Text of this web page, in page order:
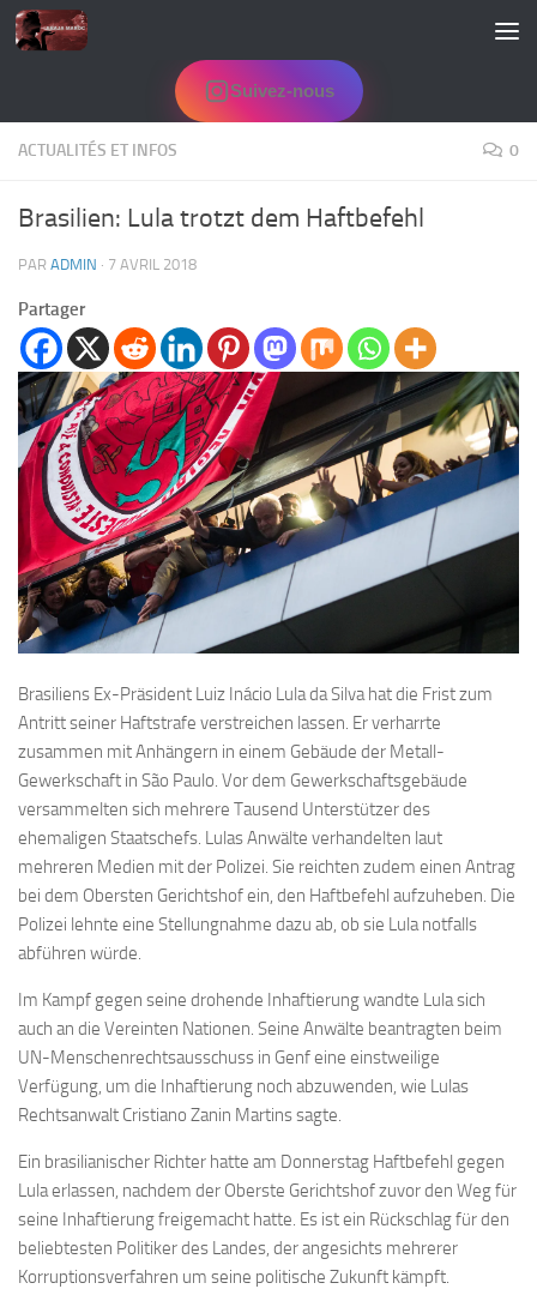
Skip to content
Suivez-nous
ACTUALITÉS ET INFOS 0
Brasilien: Lula trotzt dem Haftbefehl
PAR ADMIN · 7 AVRIL 2018
Partager
Brasiliens Ex-Präsident Luiz Inácio Lula da Silva hat die Frist zum
Antritt seiner Haftstrafe verstreichen lassen. Er verharrte
zusammen mit Anhängern in einem Gebäude der Metall-
Gewerkschaft in São Paulo. Vor dem Gewerkschaftsgebäude
versammelten sich mehrere Tausend Unterstützer des
ehemaligen Staatschefs. Lulas Anwälte verhandelten laut
mehreren Medien mit der Polizei. Sie reichten zudem einen Antrag
bei dem Obersten Gerichtshof ein, den Haftbefehl aufzuheben. Die
Polizei lehnte eine Stellungnahme dazu ab, ob sie Lula notfalls
abführen würde.
Im Kampf gegen seine drohende Inhaftierung wandte Lula sich
auch an die Vereinten Nationen. Seine Anwälte beantragten beim
UN-Menschenrechtsausschuss in Genf eine einstweilige
Verfügung, um die Inhaftierung noch abzuwenden, wie Lulas
Rechtsanwalt Cristiano Zanin Martins sagte.
Ein brasilianischer Richter hatte am Donnerstag Haftbefehl gegen
Lula erlassen, nachdem der Oberste Gerichtshof zuvor den Weg für
seine Inhaftierung freigemacht hatte. Es ist ein Rückschlag für den
beliebtesten Politiker des Landes, der angesichts mehrerer
Korruptionsverfahren um seine politische Zukunft kämpft.